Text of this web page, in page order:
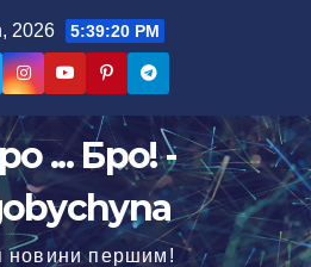
2026 5:39:21 PM
... Бро! -
новини першим!